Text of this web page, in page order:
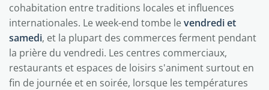
cohabitation entre traditions locales et influences
internationales. Le week-end tombe levendredi et
samedi, et la plupart des commerces ferment pendant
la prière du vendredi. Les centres commerciaux,
restaurants et espaces de loisirs s'animent surtout en
fin de journée et en soirée, lorsque les températures